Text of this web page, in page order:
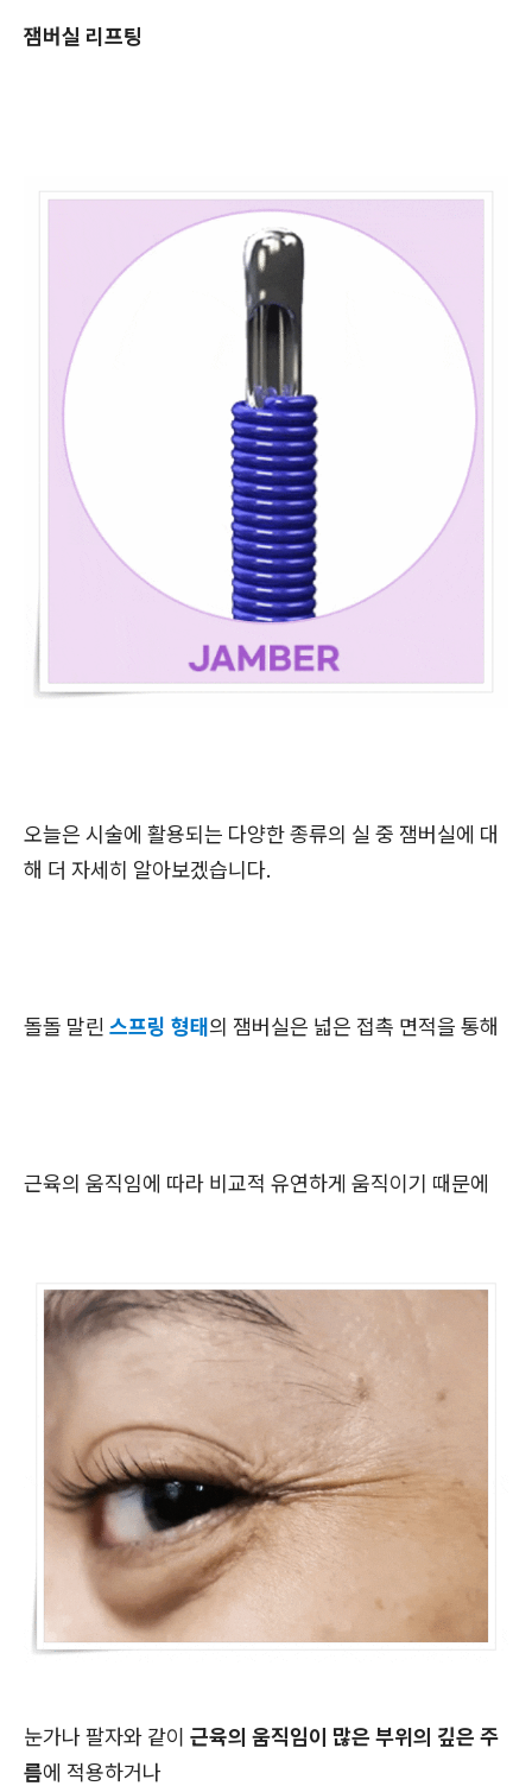
잼버실 리프팅
오늘은 시술에 활용되는 다양한 종류의 실 중 잼버실에 대
해 더 자세히 알아보겠습니다.
돌돌 말린 스프링 형태의 잼버실은 넓은 접촉 면적을 통해
근육의 움직임에 따라 비교적 유연하게 움직이기 때문에
눈가나 팔자와 같이 근육의 움직임이 많은 부위의 깊은 주
름에 적용하거나